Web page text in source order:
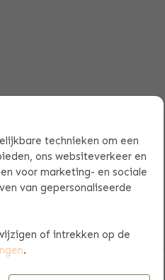
10 stuks
technieken om een
ons websiteverkeer en
voor marketing- en sociale
van gepersonaliseerde
of intrekken op de
.